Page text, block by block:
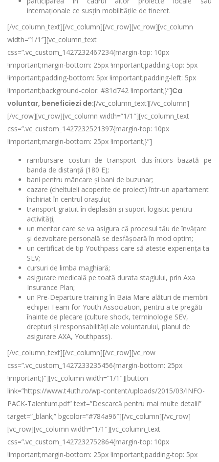
internaționale ce susțin mobilitățile de tineret.
[/vc_column_text][/vc_column][/vc_row][vc_row][vc_column
width=”1/1″][vc_column_text
css=”.vc_custom_1427232467234{margin-top: 10px
!important;margin-bottom: 25px !important;padding-top: 5px
!important;padding-bottom: 5px !important;padding-left: 5px
!important;background-color: #81d742 !important;}”]Ca
voluntar, beneficiezi de:[/vc_column_text][/vc_column]
[/vc_row][vc_row][vc_column width=”1/1″][vc_column_text
css=”.vc_custom_1427232521397{margin-top: 10px
!important;margin-bottom: 25px !important;}”]
rambursare costuri de transport dus-întors bazată pe
banda de distanță (180 E);
bani pentru mâncare și bani de buzunar;
cazare (cheltuieli acoperite de proiect) într-un apartament
închiriat în centrul orașului;
transport gratuit în deplasări și suport logistic pentru
activități;
un mentor care se va asigura că procesul tău de învățare
și dezvoltare personală se desfășoară în mod optim;
un certificat de tip Youthpass care să ateste experiența ta
SEV;
cursuri de limba maghiară;
asigurare medicală pe toată durata stagiului, prin Axa
Insurance Plan;
un Pre-Departure training în Baia Mare alături de membrii
echipei Team for Youth Association, pentru a te pregăti
înainte de plecare (culture shock, terminologie SEV,
drepturi și responsabilități ale voluntarului, planul de
asigurare AXA, Youthpass).
[/vc_column_text][/vc_column][/vc_row][vc_row
css=”.vc_custom_1427233235456{margin-bottom: 25px
!important;}”][vc_column width=”1/1″][button
link=”https://www.t4uth.ro/wp-content/uploads/2015/03/INFO-
PACK-Talentum.pdf” text=”Descarcă pentru mai multe detalii”
target=”_blank;” bgcolor=”#784a96″][/vc_column][/vc_row]
[vc_row][vc_column width=”1/1″][vc_column_text
css=”.vc_custom_1427232752864{margin-top: 10px
!important;margin-bottom: 25px !important;padding-top: 5px